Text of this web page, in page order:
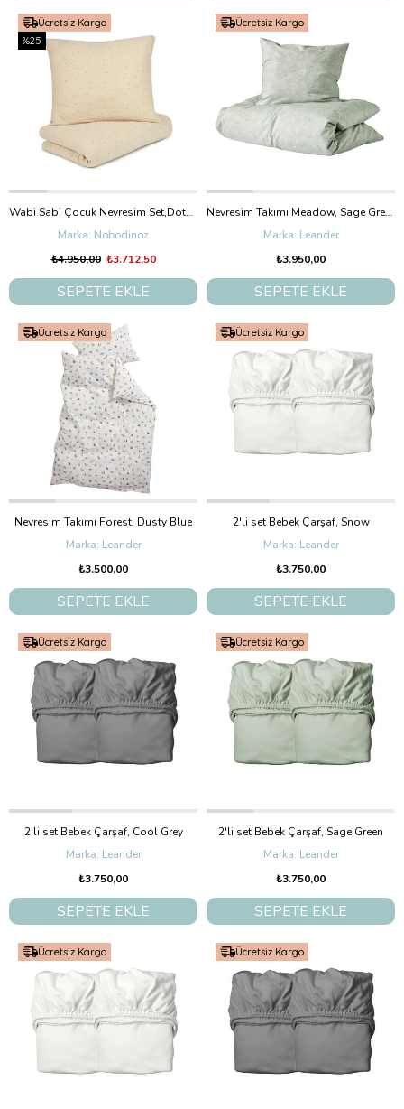
Wabi Sabi Çocuk Nevresim Set,Dots Ginger
Nobodinoz
₺3.712,50
₺4.950,00
SEPETE EKLE
Ücretsiz Kargo
%25
Nevresim Takımı Meadow, Sage Green
Leander
₺3.950,00
SEPETE EKLE
Ücretsiz Kargo
Nevresim Takımı Forest, Dusty Blue
Leander
₺3.500,00
SEPETE EKLE
Ücretsiz Kargo
2'li set Bebek Çarşaf, Snow
Leander
₺3.750,00
SEPETE EKLE
Ücretsiz Kargo
2'li set Bebek Çarşaf, Cool Grey
Leander
₺3.750,00
SEPETE EKLE
Ücretsiz Kargo
2'li set Bebek Çarşaf, Sage Green
Leander
₺3.750,00
SEPETE EKLE
Ücretsiz Kargo
Ücretsiz Kargo Ücretsiz Kargo